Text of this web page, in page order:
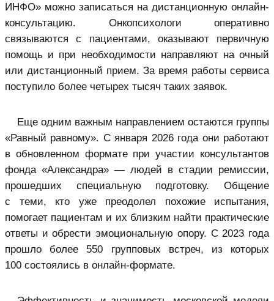
ИНФО» можно записаться на дистанционную онлайн-
консультацию. Онкопсихологи оперативно
связываются с пациентами, оказывают первичную
помощь и при необходимости направляют на очный
или дистанционный прием. За время работы сервиса
поступило более четырех тысяч таких заявок.
Еще одним важным направлением остаются группы
«Равный равному». С января 2026 года они работают
в обновленном формате при участии консультантов
фонда «Александра» — людей в стадии ремиссии,
прошедших специальную подготовку. Общение
с теми, кто уже преодолел похожие испытания,
помогает пациентам и их близким найти практические
ответы и обрести эмоциональную опору. С 2023 года
прошло более 550 групповых встреч, из которых
100 состоялись в онлайн-формате.